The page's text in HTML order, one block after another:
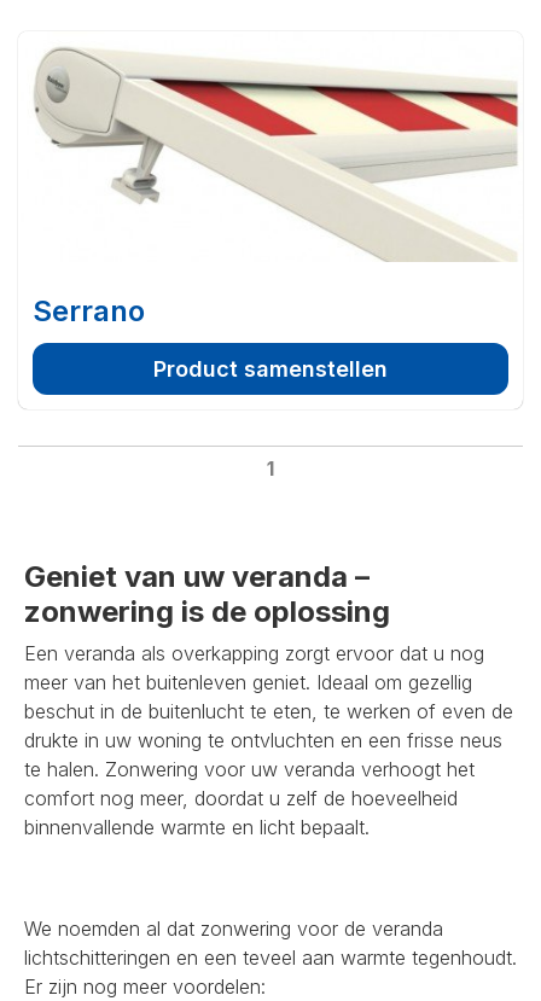
Serrano
Product samenstellen
1
Geniet van uw veranda –
zonwering is de oplossing
Een veranda als overkapping zorgt ervoor dat u nog
meer van het buitenleven geniet. Ideaal om gezellig
beschut in de buitenlucht te eten, te werken of even de
drukte in uw woning te ontvluchten en een frisse neus
te halen. Zonwering voor uw veranda verhoogt het
comfort nog meer, doordat u zelf de hoeveelheid
binnenvallende warmte en licht bepaalt.
We noemden al dat zonwering voor de veranda
lichtschitteringen en een teveel aan warmte tegenhoudt.
Er zijn nog meer voordelen: